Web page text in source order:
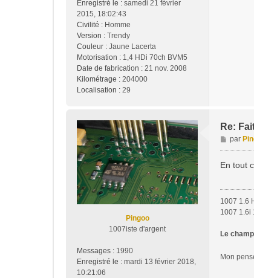
Enregistré le : samedi 21 février
2015, 18:02:43
Civilité : Homme
Version : Trendy
Couleur : Jaune Lacerta
Motorisation : 1,4 HDi 70ch BVM5
Date de fabrication : 21 nov. 2008
Kilométrage : 204000
Localisation : 29
Pingoo
1007iste d'argent
Messages : 1990
Enregistré le : mardi 13 février 2018,
10:21:06
Re:
M
e
e
par
En tout
1007 1.6
1007 1.6i
Le
Mon